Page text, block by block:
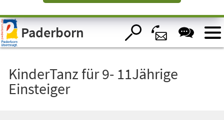
Visuelle
Assistenzsoftware
öffnen.Paderborn
KinderTanz für 9- 11Jährige
Einsteiger